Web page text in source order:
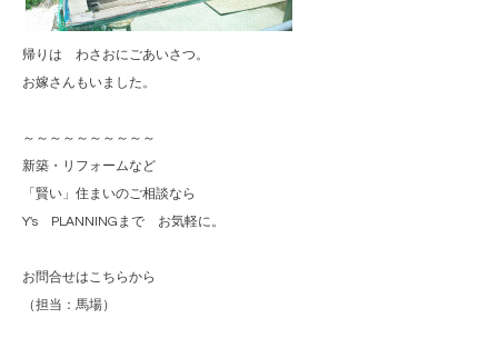
帰りは わさおにごあいさつ。
お嫁さんもいました。
～～～～～～～～～～
新築・リフォームなど
「賢い」住まいのご相談なら
Y's PLANNINGまで お気軽に。
お問合せはこちらから
（担当：馬場）